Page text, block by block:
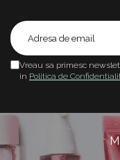
Vreau sa primesc
in Politica de